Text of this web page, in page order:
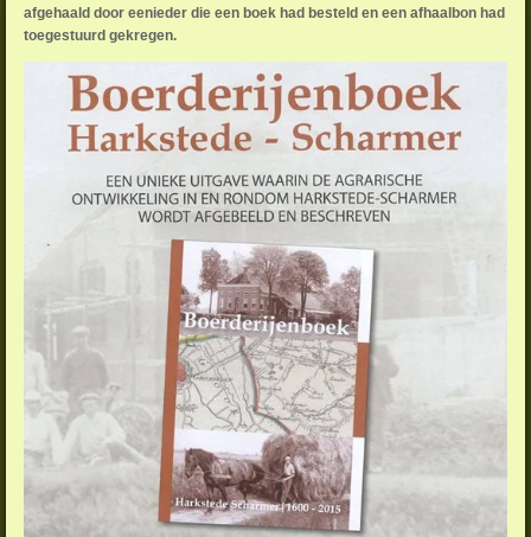
afgehaald door eenieder die een boek had besteld en een afhaalbon had
toegestuurd gekregen.